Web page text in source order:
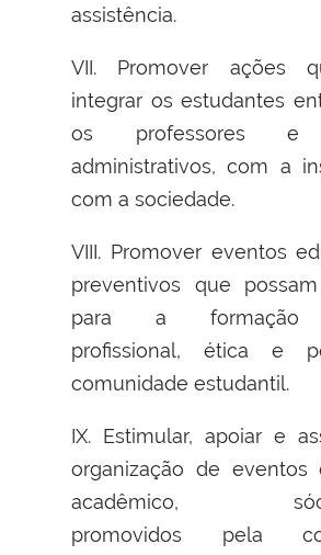
assistência.
VII. Promover ações
integrar os estudantes
os professores e
administrativos, com a
com a sociedade.
VIII. Promover eventos
preventivos que
para a formação
profissional, ética e
comunidade estudantil.
IX. Estimular, apoiar e
organização de eventos
acadêmico,
promovidos pela